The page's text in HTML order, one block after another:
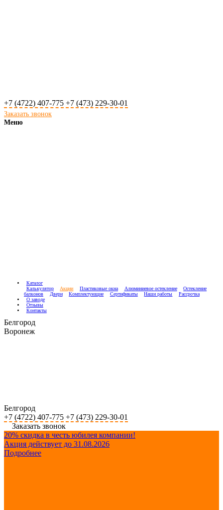
+7 (4722) 407-775 +7 (473) 229-30-01
Заказать звонок
Меню
Каталог
Калькулятор
Акции Пластиковые окна Алюминиевое остекление
Остекление
балконов
Двери Комплектующие Сертификаты Наши работы
Рассрочка
О заводе
Отзывы
Контакты
Белгород
Воронеж
Белгород
+7 (4722) 407-775 +7 (473) 229-30-01
Заказать звонок
20% скидка в честь юбилея компании!
Акция действует до 31.08.2026
Подробнее